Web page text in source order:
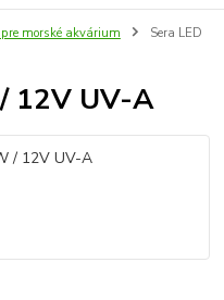
morské akvárium
Sera LED
12V UV-A